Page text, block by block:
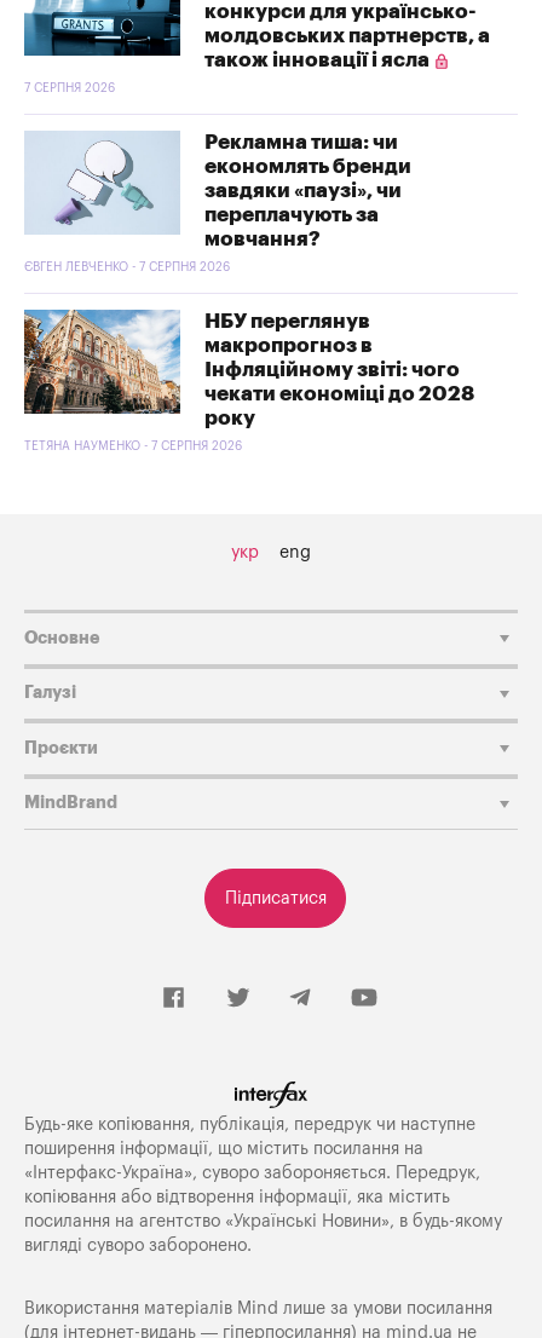
конкурси для українсько-
молдовських партнерств, а
також інновації і ясла
7 СЕРПНЯ 2026
Рекламна тиша: чи
економлять бренди
завдяки «паузі», чи
переплачують за
мовчання?
ЄВГЕН ЛЕВЧЕНКО - 7 СЕРПНЯ 2026
НБУ переглянув
макропрогноз в
Інфляційному звіті: чого
чекати економіці до 2028
року
ТЕТЯНА НАУМЕНКО - 7 СЕРПНЯ 2026
укр eng
Підписатися
Основне
Галузі
Проєкти
MindBrand
Будь-яке копiювання, публiкацiя, передрук чи наступне
поширення iнформацiї, що мiстить посилання на
«Iнтерфакс-Україна», суворо забороняється. Передрук,
копіювання або відтворення інформації, яка містить
посилання на агентство «Українські Новини», в будь-якому
вигляді суворо заборонено.
Використання матеріалів Mind лише за умови посилання
(для інтернет-видань — гіперпосилання) на mind.ua не